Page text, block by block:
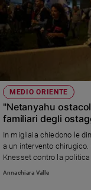
MEDIO ORIENTE
"Netanyahu
familiari degli
In migliaia chiedono le
a un intervento
Knesset contro la politica
Annachiara Valle